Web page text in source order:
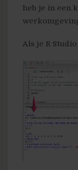
heb je in een
Als je R